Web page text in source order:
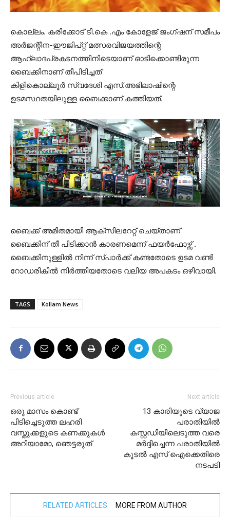
കൊല്ലം. കരിക്കോട് ടി.കെ .എം കോളേജ് ജംഗ്ഷന് സമീപം
അർജന്റീന-ഈജിപ്റ്റ് മത്സരവിജയത്തിന്റെ
ആഹ്ലാദപ്രകടനത്തിനിടെയാണ് ഓടിക്കൊണ്ടിരുന്ന
ബൈക്കിനാണ് തീപിടിച്ചത്
കിളികൊല്ലൂർ സ്വദേശി എസ്.അഭിലാഷിന്റെ
ഉടമസ്ഥതയിലുള്ള ബൈക്കാണ് കത്തിയത്.
ബൈക്ക് അമിതമായി ആക്സിലറേറ്റ് ചെയ്താണ്
ബൈക്കിന് തീ പിടിക്കാൻ കാരണമെന്ന് ഫയർഫോഴ്സ് .
ബൈക്കിനുള്ളിൽ നിന്ന് സ്പാർക്ക് കണ്ടതോടെ ഉടമ വണ്ടി
റോഡരികിൽ നിർത്തിയതോടെ വലിയ അപകടം ഒഴിവായി.
TAGS Kollam News
Previous article
ഒരു മാസം കൊണ്ട്
പിടിച്ചെടുത്ത ലഹരി
വസ്തുക്കളുടെ കണക്കുകൾ
അറിയാമോ, ഞെട്ടരുത്
Next article
13 കാരിയുടെ വ്യാജ
പരാതിയില്‍
കസ്റ്റഡിയിലെടുത്ത വരെ
മർദ്ദിച്ചെന്ന പരാതിയിൽ
കൂടൽ എസ് ഐക്കെതിരെ
നടപടി
RELATED ARTICLES MORE FROM AUTHOR